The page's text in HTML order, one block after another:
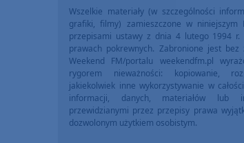
Wszelkie materiały (w szczególności
grafiki, filmy) zamieszczone w niniejszym
przepisami ustawy z dnia 4 lutego 1994
prawach pokrewnych. Zabronione jest bez
Weekend FM/portalu weekendfm.pl
rygorem nieważności: kopiowanie,
jakiekolwiek inne wykorzystywanie w
informacji, danych, materiałów lub
przewidzianymi przez przepisy prawa
dozwolonym użytkiem osobistym.